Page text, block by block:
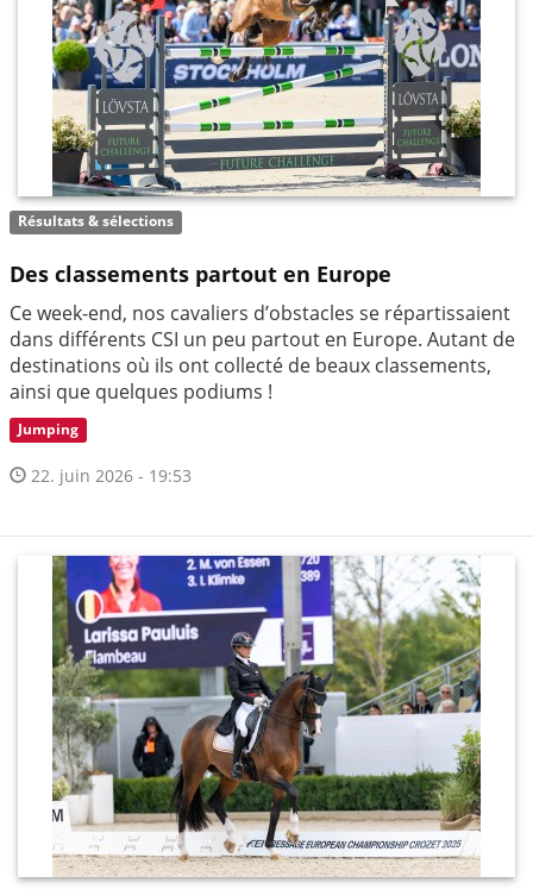
Résultats & sélections
Des classements partout en Europe
Ce week-end, nos cavaliers d’obstacles se répartissaient
dans différents CSI un peu partout en Europe. Autant de
destinations où ils ont collecté de beaux classements,
ainsi que quelques podiums !
Jumping
22. juin 2026 - 19:53